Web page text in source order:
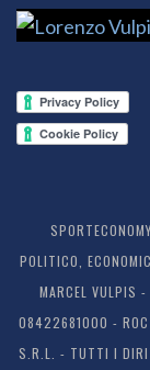
POLITICO,
MARCEL VULPIS
08422681000 - ROC
S.R.L. - TUTTI I